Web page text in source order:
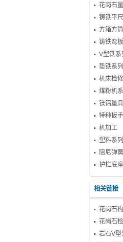
花岗石
铸铁平
方箱方
铸铁弯
V型铁系
垫铁系列
机床检
煤粉机
镁铝量
特种扳
机加工
塑料系列
阻尼弹
护栏底座
相关链接
花岗石
花岗石
岩石V型